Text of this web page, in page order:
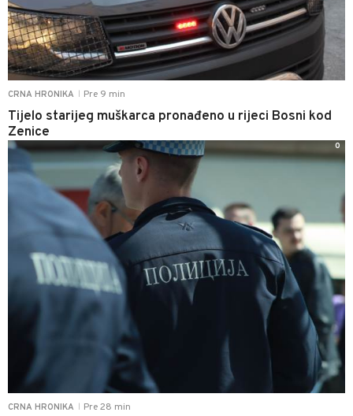
CRNA HRONIKA Pre 9 min
Tijelo starijeg muškarca pronađeno u rijeci Bosni kod
Zenice
CRNA HRONIKA Pre 28 min
0